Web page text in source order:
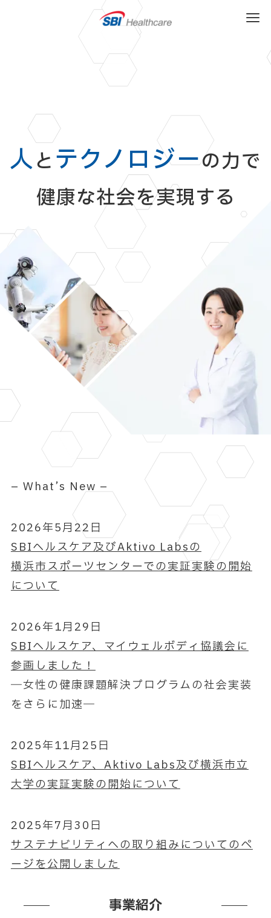
人とテクノロジーの力で
健康な社会を実現する
– What’s New –
2026年5月22日
SBIヘルスケア及びAktivo Labsの
横浜市スポーツセンターでの実証実験の開始
について
2026年1月29日
SBIヘルスケア、マイウェルボディ協議会に
参画しました！
―女性の健康課題解決プログラムの社会実装
をさらに加速―
2025年11月25日
SBIヘルスケア、Aktivo Labs及び横浜市立
大学の実証実験の開始について
2025年7月30日
サステナビリティへの取り組みについてのペ
ージを公開しました
事業紹介